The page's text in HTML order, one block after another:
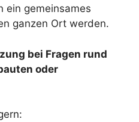
ein gemeinsames
ganzen Ort werden.
bei Fragen rund
oder